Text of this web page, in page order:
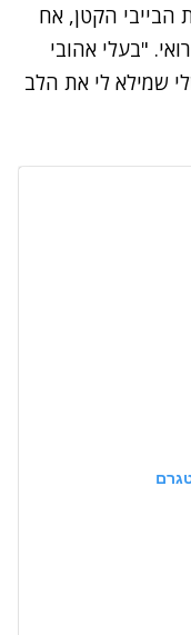
הבייבי הקטן, אח
"בעלי אהובי
שמילא לי את הלב